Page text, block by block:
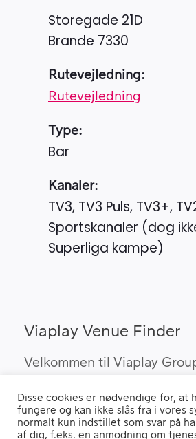
Storegade 21D
Brande 7330
Rutevejledning:
Rutevejledning
Type:
Bar
Kanaler:
TV3, TV3 Puls, TV3+,
Sportskanaler (dog
Superliga kampe)
Viaplay Venue Finder
Velkommen til Viaplay
finde barer, pubber og
vise Viaplay’s
Disse cookies er nødvendige for, at
fungere og kan ikke slås fra i vores
normalt kun indstillet som svar på
af dig, f.eks. en anmodning om